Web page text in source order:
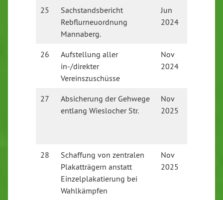
25
Sachstandsbericht
Rebflurneuordnung
Mannaberg.
Jun
2024
26
Aufstellung aller
in-/direkter
Vereinszuschüsse
Nov
2024
27
Absicherung der Gehwege
entlang Wieslocher Str.
Nov
2025
28
Schaffung von zentralen
Plakatträgern anstatt
Einzelplakatierung bei
Wahlkämpfen
Nov
2025